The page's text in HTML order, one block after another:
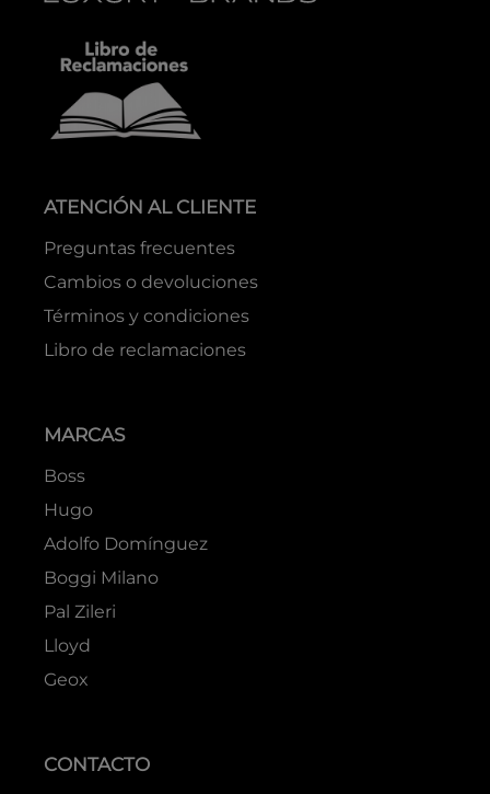
ATENCIÓN AL CLIENTE
Preguntas frecuentes
Cambios o devoluciones
Términos y condiciones
Libro de reclamaciones
MARCAS
Boss
Hugo
Adolfo Domínguez
Boggi Milano
Pal Zileri
Lloyd
Geox
CONTACTO